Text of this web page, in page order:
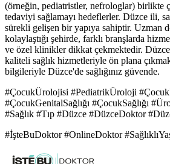
(örneğin, pediatristler, nefrologlar) birlikte
tedaviyi sağlamayı hedeflerler. Düzce ili,
sürekli gelişen bir yapıya sahiptir. Uzman
kolaylaştığı şehirde, farklı branşlarda
ve özel klinikler dikkat çekmektedir.
kaliteli sağlık hizmetleriyle ön plana
bilgileriyle Düzce'de sağlığınız güvende.
#ÇocukÜrolojisi #PediatrikÜroloji
#ÇocukGenitalSağlığı #ÇocukSağlığı
#Sağlık #Tıp #Düzce #DüzceDoktor
#İşteBuDoktor #OnlineDoktor